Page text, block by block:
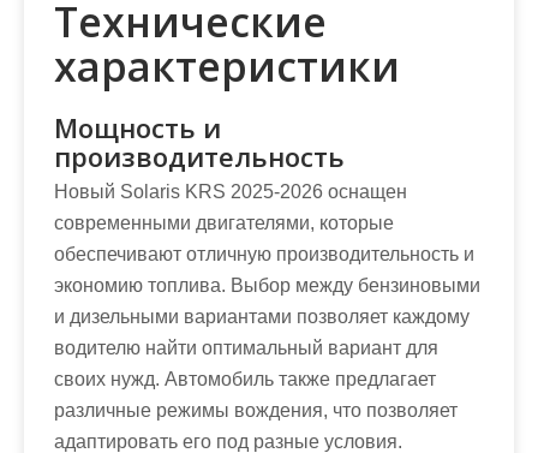
Технические
характеристики
Мощность и
производительность
Новый Solaris KRS 2025-2026 оснащен
современными двигателями, которые
обеспечивают отличную производительность и
экономию топлива. Выбор между бензиновыми
и дизельными вариантами позволяет каждому
водителю найти оптимальный вариант для
своих нужд. Автомобиль также предлагает
различные режимы вождения, что позволяет
адаптировать его под разные условия.